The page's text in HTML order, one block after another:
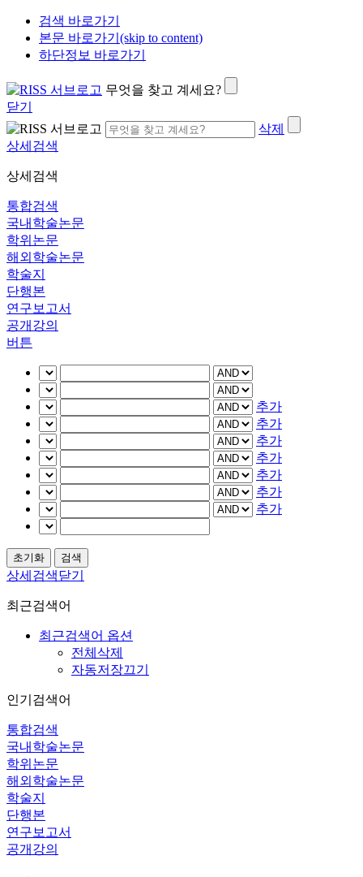
검색 바로가기
본문 바로가기(skip to content)
하단정보 바로가기
무엇을 찾고 계세요?
닫기
삭제
상세검색
상세검색
통합검색
국내학술논문
학위논문
해외학술논문
학술지
단행본
연구보고서
공개강의
버튼
추가
추가
추가
추가
추가
추가
추가
상세검색닫기
최근검색어
최근검색어 옵션
전체삭제
자동저장끄기
인기검색어
통합검색
국내학술논문
학위논문
해외학술논문
학술지
단행본
연구보고서
공개강의